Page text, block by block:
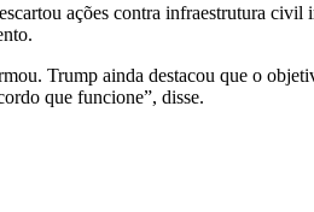
ações contra infraestrutura
Trump ainda destacou que o
que funcione”, disse.